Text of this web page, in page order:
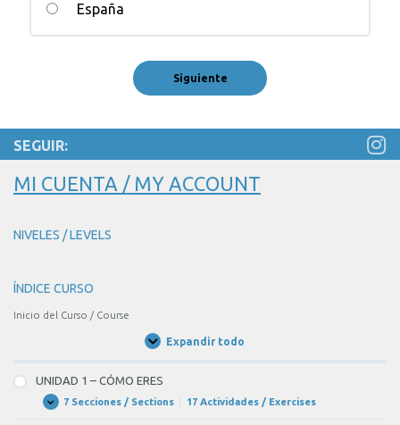
España
SEGUIR:
MI CUENTA / MY ACCOUNT
NIVELES / LEVELS
ÍNDICE CURSO
Inicio del Curso / Course
Expandir todo
Unidades
UNIDAD 1 – CÓMO ERES
Expandir
UNIDAD7 Secciones / Sections 17 Actividades / Exercises